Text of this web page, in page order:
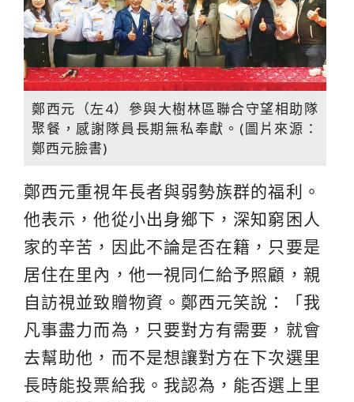
鄭西元（左4）參與大樹林區聯合守望相助隊
聚餐，感謝隊員長期無私奉獻。(圖片來源：
鄭西元臉書)
鄭西元重視年長者與弱勢族群的福利。
他表示，他從小出身鄉下，深知窮困人
家的辛苦，因此不論是否在籍，只要是
居住在里內，他一視同仁給予照顧，親
自訪視並致贈物資。鄭西元笑說：「我
凡事盡力而為，只要對方有需要，就會
去幫助他，而不是想讓對方在下次選里
長時能投票給我。我認為，能否選上里